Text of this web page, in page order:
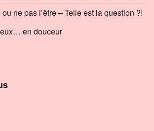
ne pas l’être – Telle est la question ?!
en douceur